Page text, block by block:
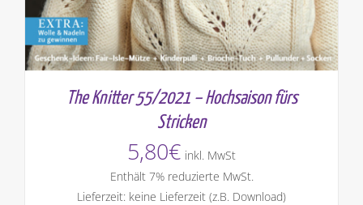
The Knitter 55/2021 – Hochsaison fürs
Stricken
5,80€ inkl. MwSt
Enthält 7% reduzierte MwSt.
Lieferzeit: keine Lieferzeit (z.B. Download)